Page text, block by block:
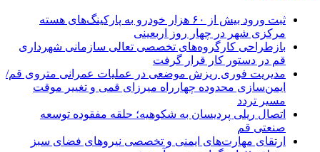
ثبت ورود بیش از ۶۰ هزار خودرو به پارکینگ‌های هسته
مرکزی شهر در چهار روز اربعینی
بازطراحی کارگروه‌های تخصصی تعالی سازمانی شهرداری
قم در دستور کار قرار گرفت
مدیریت فوری ریزش موضعی در عملیات عمرانی متروی قم/
ایمن‌سازی محدوده چهارراه میرزای قمی و تغییر موقت
مسیر تردد
اتصال ریلی پردیسان به شکوهیه؛ حلقه مفقوده توسعه
صنعتی قم
ارتقای مهارت‌های ایمنی و تخصصی نیروهای فضای سبز